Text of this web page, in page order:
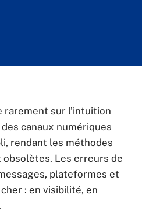
rarement sur l’intuition
canaux numériques
rendant les méthodes
Les erreurs de
plateformes et
: en visibilité, en